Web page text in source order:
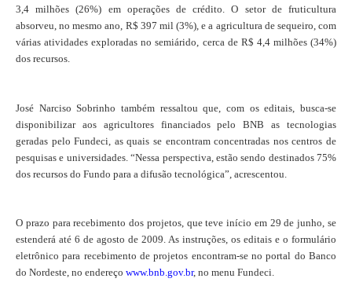
3,4 milhões (26%) em operações de crédito. O setor de fruticultura
absorveu, no mesmo ano, R$ 397 mil (3%), e a agricultura de sequeiro, com
várias atividades exploradas no semiárido, cerca de R$ 4,4 milhões (34%)
dos recursos.
José Narciso Sobrinho também ressaltou que, com os editais, busca-se
disponibilizar aos agricultores financiados pelo BNB as tecnologias
geradas pelo Fundeci, as quais se encontram concentradas nos centros de
pesquisas e universidades. “Nessa perspectiva, estão sendo destinados 75%
dos recursos do Fundo para a difusão tecnológica”, acrescentou.
O prazo para recebimento dos projetos, que teve início em 29 de junho, se
estenderá até 6 de agosto de 2009. As instruções, os editais e o formulário
eletrônico para recebimento de projetos encontram-se no portal do Banco
do Nordeste, no endereço www.bnb.gov.br, no menu Fundeci.